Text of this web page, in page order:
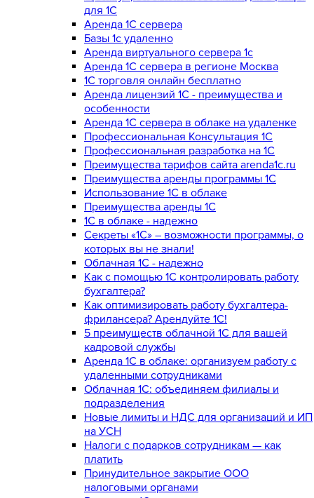
для 1С
Аренда 1С сервера
Базы 1с удаленно
Аренда виртуального сервера 1с
Аренда 1С сервера в регионе Москва
1С торговля онлайн бесплатно
Аренда лицензий 1С - преимущества и
особенности
Аренда 1С сервера в облаке на удаленке
Профессиональная Консультация 1С
Профессиональная разработка на 1С
Преимущества тарифов сайта arenda1c.ru
Преимущества аренды программы 1С
Использование 1С в облаке
Преимущества аренды 1С
1С в облаке - надежно
Секреты «1С» – возможности программы, о
которых вы не знали!
Облачная 1С - надежно
Как с помощью 1С контролировать работу
бухгалтера?
Как оптимизировать работу бухгалтера-
фрилансера? Арендуйте 1С!
5 преимуществ облачной 1С для вашей
кадровой службы
Аренда 1С в облаке: организуем работу с
удаленными сотрудниками
Облачная 1С: объединяем филиалы и
подразделения
Новые лимиты и НДС для организаций и ИП
на УСН
Налоги с подарков сотрудникам — как
платить
Принудительное закрытие ООО
налоговыми органами